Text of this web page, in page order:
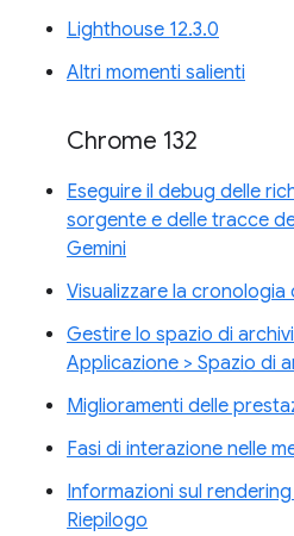
Lighthouse 12.3.0
Altri momenti salienti
Chrome 132
Eseguire il debug delle
sorgente e delle tracce
Gemini
Visualizzare la cronologia
Gestire lo spazio di
Applicazione > Spazio di
Miglioramenti delle
Fasi di interazione nelle
Informazioni sul
Riepilogo